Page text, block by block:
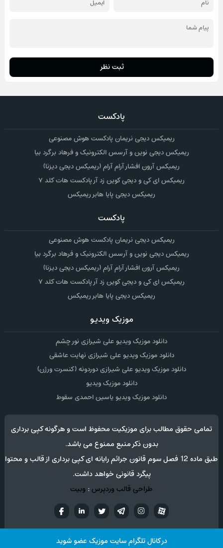
ثبت نظر
پادکست
ریمیکس دیجی نریمان پادکست هوش مصنوعی
ریمیکس دیجی نوین و آرسس الکترونیک و فرهاد برگرد بیا
ریمیکس آرون افشار آرام آرام (ریمیکس دیجی دیزنا)
ریمیکس ای کی و دیجی کوین زد آر پادکست هات کلد ۷
ریمیکس دیجی پایا هابر ریمیکس
پادکست
ریمیکس دیجی نریمان پادکست هوش مصنوعی
ریمیکس دیجی نوین و آرسس الکترونیک و فرهاد برگرد بیا
ریمیکس آرون افشار آرام آرام (ریمیکس دیجی دیزنا)
ریمیکس ای کی و دیجی کوین زد آر پادکست هات کلد ۷
ریمیکس دیجی پایا هابر ریمیکس
موزیک ویدیو
دانلود موزیک ویدیو علی شیرازی نور چشم
دانلود موزیک ویدیو علی شیرازی نهایت عاشقی
دانلود موزیک ویدیو علی شیرازی دوردونه (کنسرت ورژن)
دانلود موزیک ویدیو
دانلود موزیک ویدیو یاسین احمدی سقوط
تمامی حقوق مطالب برای موزیکیت محفوظ است و هرگونه کپی برداری
بدون ذکر منبع ممنوع می باشد.
طبق ماده 12 فصل سوم قانون جرائم رایانه ای کپی برداری از قالب و محتوا
پیگرد قانونی خواهد داشت.
طراحی قالب وردپرس: وبیت
تويترتلگراماینستاگرام آپارات
در کانال تلگرام سایت موزیک عضو شوید